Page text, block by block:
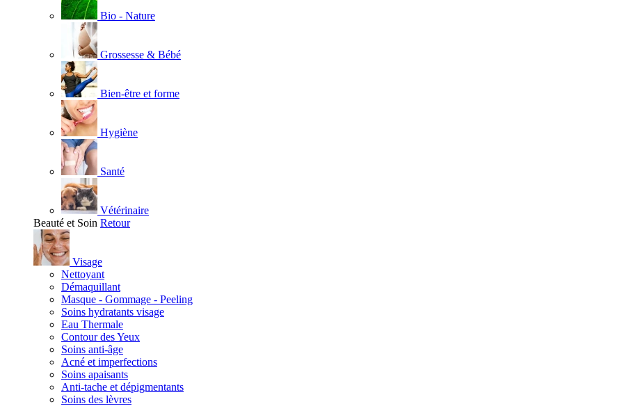
Bio - Nature
Grossesse & Bébé
Bien-être et forme
Hygiène
Santé
Vétérinaire
Beauté et Soin Retour
Visage
Nettoyant
Démaquillant
Masque - Gommage - Peeling
Soins hydratants visage
Eau Thermale
Contour des Yeux
Soins anti-âge
Acné et imperfections
Soins apaisants
Anti-tache et dépigmentants
Soins des lèvres